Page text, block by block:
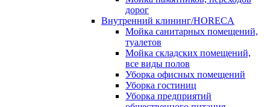
дорог
Внутренний клининг/HORECA
Мойка санитарных помещений,
туалетов
Мойка складских помещений,
все виды полов
Уборка офисных помещений
Уборка гостиниц
Уборка предприятий